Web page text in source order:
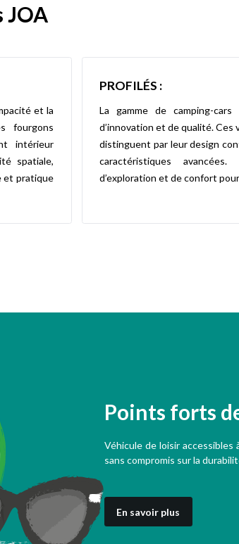
JOA
et la
fourgons
intérieur
spatiale,
et pratique
PROFILÉS :
La gamme de camping-
d’innovation et de qualité. Ces
distinguent par leur design
caractéristiques
d’exploration et de confort
Points forts
Véhicule de loisir accessibles
sans compromis sur la
En savoir plus